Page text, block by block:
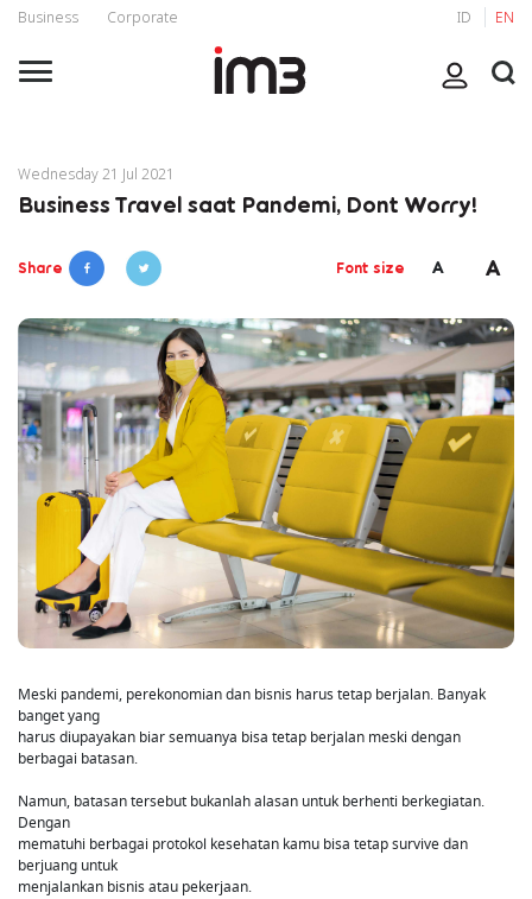
Business Corporate ID EN
Wednesday 21 Jul 2021
Business Travel saat Pandemi, Dont Worry!
Share Font size A A
Meski pandemi, perekonomian dan bisnis harus tetap berjalan. Banyak
banget yang
harus diupayakan biar semuanya bisa tetap berjalan meski dengan
berbagai batasan.
Namun, batasan tersebut bukanlah alasan untuk berhenti berkegiatan.
Dengan
mematuhi berbagai protokol kesehatan kamu bisa tetap survive dan
berjuang untuk
menjalankan bisnis atau pekerjaan.